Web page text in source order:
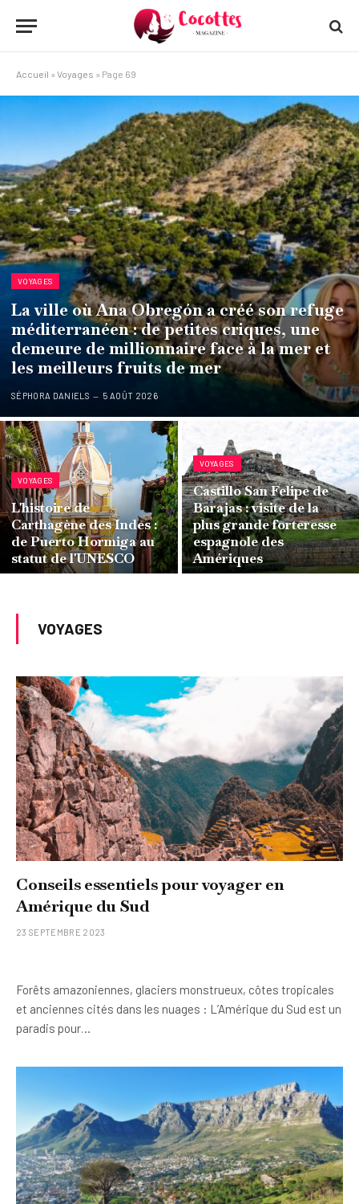
Accueil » Voyages » Page 69
VOYAGES
La ville où Ana Obregón a créé son refuge
méditerranéen : de petites criques, une
demeure de millionnaire face à la mer et
les meilleurs fruits de mer
SÉPHORA DANIELS 5 AOÛT 2026
VOYAGES
L'histoire de
Carthagène des Indes :
de Puerto Hormiga au
statut de l'UNESCO
VOYAGES
Castillo San Felipe de
Barajas : visite de la
plus grande forteresse
espagnole des
Amériques
VOYAGES
Conseils essentiels pour voyager en
Amérique du Sud
23 SEPTEMBRE 2023
Forêts amazoniennes, glaciers monstrueux, côtes tropicales
et anciennes cités dans les nuages : L’Amérique du Sud est un
paradis pour…